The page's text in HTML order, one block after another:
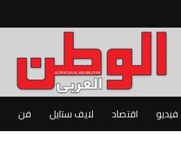
فيديو اقتصاد لايف ستايل فن